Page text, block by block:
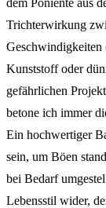
Trichterwirkung
Geschwindigkeiten
Kunststoff oder
gefährlichen
betone ich immer
Ein hochwertiger
sein, um Böen
bei Bedarf
Lebensstil wider,